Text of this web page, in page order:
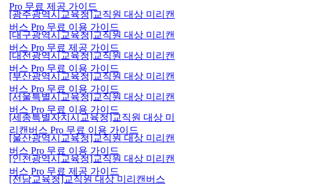
Pro 무료 제공 가이드
[광주광역시교육청]교직원 대상 미리캔
버스 Pro 무료 이용 가이드
[대구광역시교육청]교직원 대상 미리캔
버스 Pro 무료 제공 가이드
[대전광역시교육청]교직원 대상 미리캔
버스 Pro 무료 이용 가이드
[부산광역시교육청]교직원 대상 미리캔
버스 Pro 무료 이용 가이드
[서울특별시교육청]교직원 대상 미리캔
버스 Pro 무료 이용 가이드
[세종특별자치시교육청]교직원 대상 미
리캔버스 Pro 무료 이용 가이드
[울산광역시교육청]교직원 대상 미리캔
버스 Pro 무료 이용 가이드
[인천광역시교육청]교직원 대상 미리캔
버스 Pro 무료 제공 가이드
[전남교육청]교직원 대상 미리캔버스